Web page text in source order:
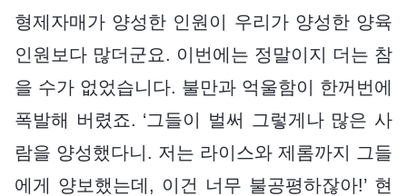
형제자매가 양성한 인원이 우리가 양성한 양육
인원보다 많더군요. 이번에는 정말이지 더는 참
을 수가 없었습니다. 불만과 억울함이 한꺼번에
폭발해 버렸죠. ‘그들이 벌써 그렇게나 많은 사
람을 양성했다니. 저는 라이스와 제롬까지 그들
에게 양보했는데, 이건 너무 불공평하잖아!’ 현